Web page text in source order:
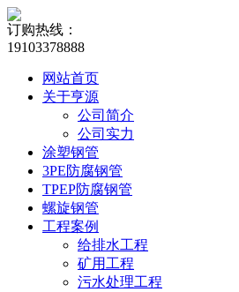
订购热线：
19103378888
网站首页
关于亨源
公司简介
公司实力
涂塑钢管
3PE防腐钢管
TPEP防腐钢管
螺旋钢管
工程案例
给排水工程
矿用工程
污水处理工程